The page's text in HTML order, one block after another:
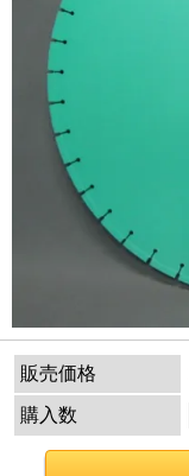
販売価格
購入数